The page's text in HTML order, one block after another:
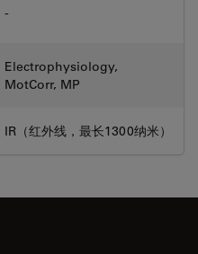
-
Electrophysiology,
MotCorr, MP
IR（红外线，最长1300纳米）